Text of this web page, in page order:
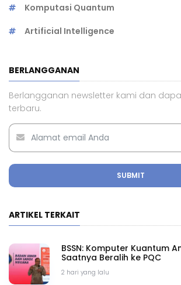
Komputasi Quantum
Artificial Intelligence
BERLANGGANAN
Berlangganan newsletter kami dan
terbaru.
SUBMIT
ARTIKEL TERKAIT
2 hari yang lalu
BSSN: Komputer Kuantum
Saatnya Beralih ke PQC